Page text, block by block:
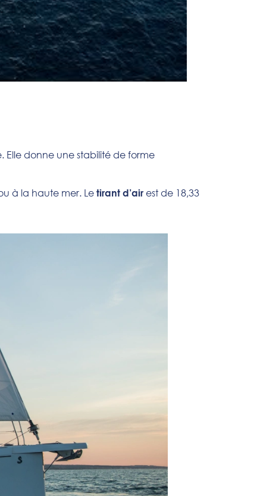
Elle donne une stabilité de forme
à la haute mer. Le tirant d’air est de 18,33